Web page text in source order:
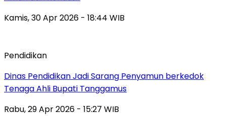
Kamis, 30 Apr 2026 - 18:44 WIB
Pendidikan
Dinas Pendidikan Jadi Sarang Penyamun berkedok
Tenaga Ahli Bupati Tanggamus
Rabu, 29 Apr 2026 - 15:27 WIB